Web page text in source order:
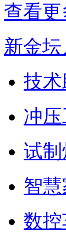
查看
新金
技
冲
试
智
数